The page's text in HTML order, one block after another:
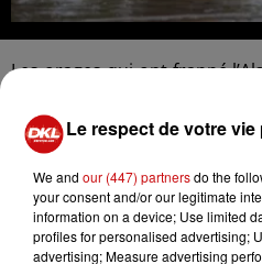
Les orages qui ont frappé
mai en soirée ont provoqué
le Bas-Rhin. Entre 18h et
reçu 365 appels et
principalement pour des
blessé n’est à déplorer.
Les fortes précipitations
Le respect de votre
We and our (447) partnersdo the
your consent and/or our legitimate
information on a device; Use limited
profiles for personalised advertising;
advertising; Measure advertising